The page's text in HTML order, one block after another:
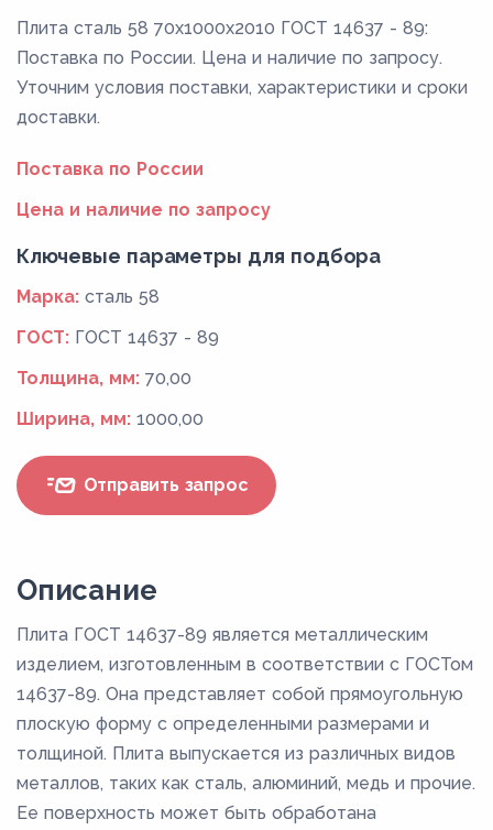
Плита сталь 58 70x1000x2010 ГОСТ 14637 - 89:
Поставка по России. Цена и наличие по запросу.
Уточним условия поставки, характеристики и сроки
доставки.
Поставка по России
Цена и наличие по запросу
Ключевые параметры для подбора
Марка: сталь 58
ГОСТ: ГОСТ 14637 - 89
Толщина, мм: 70,00
Ширина, мм: 1000,00
Отправить запрос
Описание
Плита ГОСТ 14637-89 является металлическим
изделием, изготовленным в соответствии с ГОСТом
14637-89. Она представляет собой прямоугольную
плоскую форму с определенными размерами и
толщиной. Плита выпускается из различных видов
металлов, таких как сталь, алюминий, медь и прочие.
Ее поверхность может быть обработана